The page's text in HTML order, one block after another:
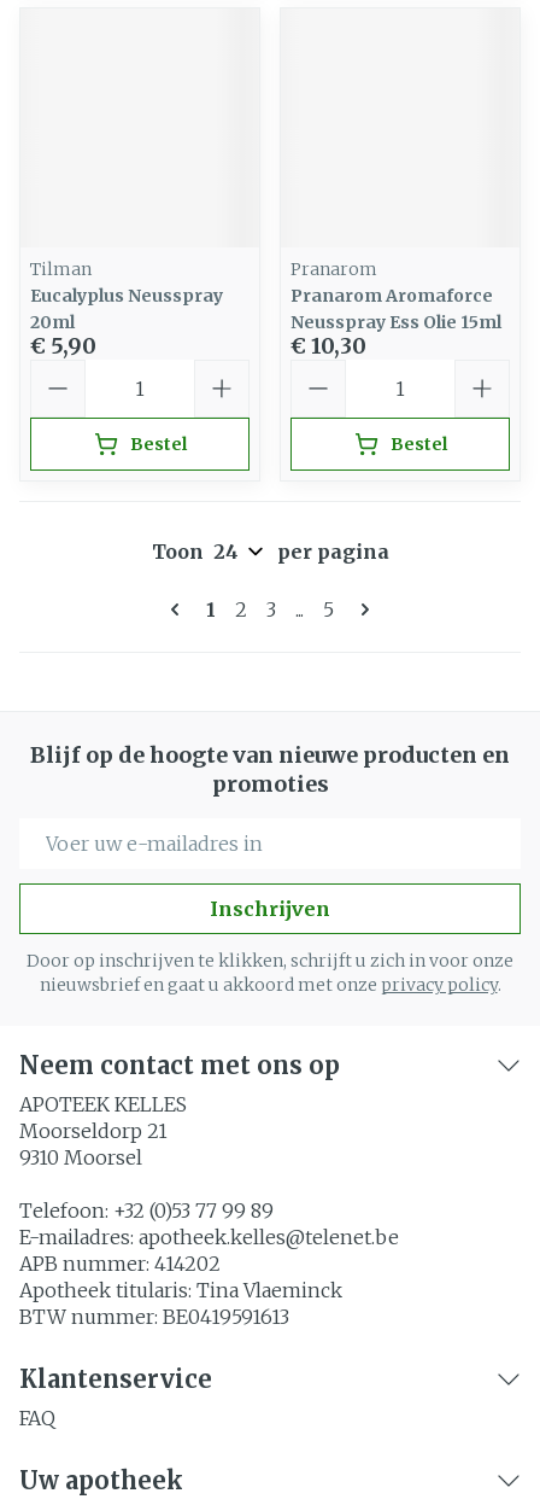
Tilman
Eucalyplus Neusspray
20ml
€ 5,90
Bestel
Pranarom
Pranarom Aromaforce
Neusspray Ess Olie 15ml
€ 10,30
Bestel
Pagina's
U lees momenteel pagina
1 Pagina
2 Pagina
3 ... Pagina
5
Toon per pagina
Blijf op de hoogte van nieuwe producten en
promoties
Inschrijven
Door op inschrijven te klikken, schrijft u zich in voor onze
nieuwsbrief en gaat u akkoord met onze privacy policy.
Neem contact met ons op
APOTEEK KELLES
Moorseldorp 21
9310 Moorsel
Telefoon: +32 (0)53 77 99 89
E-mailadres: apotheek.kelles@telenet.be
APB nummer: 414202
Apotheek titularis: Tina Vlaeminck
BTW nummer: BE0419591613
Klantenservice
FAQ
Uw apotheek